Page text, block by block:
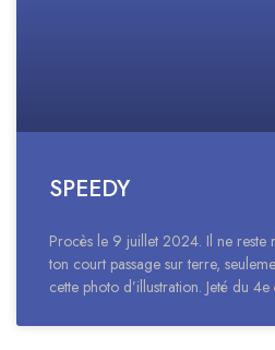
SPEEDY
Procès le 9 juillet 2024. Il ne reste
ton court passage sur terre,
cette photo d’illustration. Jeté du 4e